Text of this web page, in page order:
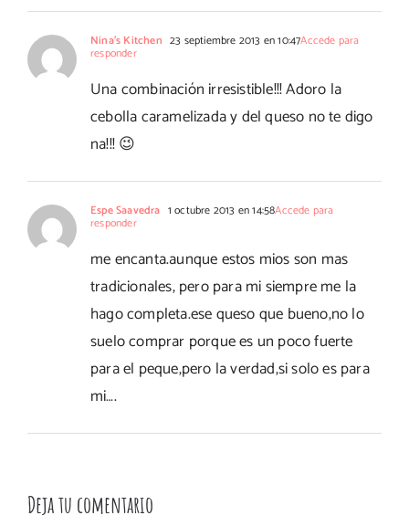
Nina's Kitchen 23 septiembre 2013 en 10:47Accede para
responder
Una combinación irresistible!!! Adoro la
cebolla caramelizada y del queso no te digo
na!!! 😉
Espe Saavedra 1 octubre 2013 en 14:58Accede para
responder
me encanta.aunque estos mios son mas
tradicionales, pero para mi siempre me la
hago completa.ese queso que bueno,no lo
suelo comprar porque es un poco fuerte
para el peque,pero la verdad,si solo es para
mi….
Deja tu comentario